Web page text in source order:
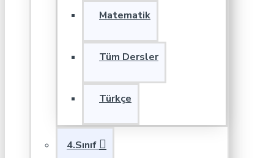
Matematik
Tüm Dersler
Türkçe
4.Sınıf